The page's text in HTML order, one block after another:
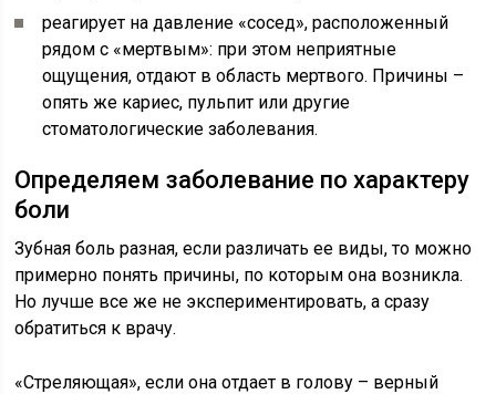
реагирует на давление «сосед», расположенный
рядом с «мертвым»: при этом неприятные
ощущения, отдают в область мертвого. Причины –
опять же кариес, пульпит или другие
стоматологические заболевания.
Определяем заболевание по характеру
боли
Зубная боль разная, если различать ее виды, то можно
примерно понять причины, по которым она возникла.
Но лучше все же не экспериментировать, а сразу
обратиться к врачу.
«Стреляющая», если она отдает в голову – верный